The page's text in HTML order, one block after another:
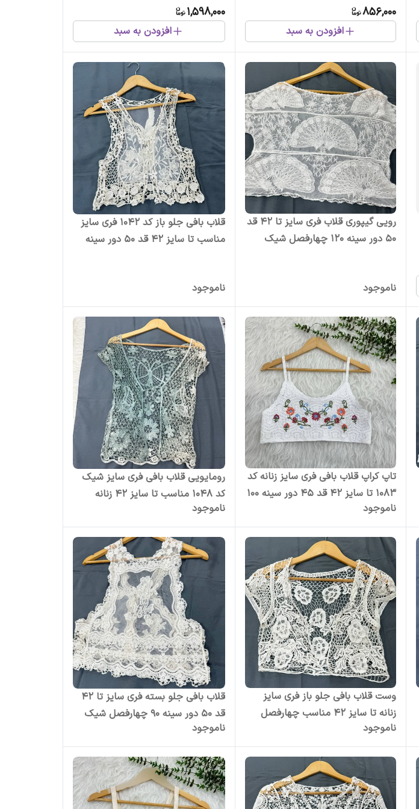
856,000
افزودن به سبد
1,598,000
افزودن به سبد
رویی گیپوری قلاب فری سایز تا 42 قد
50 دور سینه 120 چهارفصل شیک
ناموجود
قلاب بافی جلو باز کد 1042 فری سایز
مناسب تا سایز 42 قد 50 دور سینه
ناموجود
تاپ کراپ قلاب بافی فری سایز زنانه کد
1083 تا سایز 42 قد 45 دور سینه 100
بدون آبرفت و رنگ رفت
ناموجود
رومایویی قلاب بافی فری سایز شیک
کد 1048 مناسب تا سایز 42 زنانه
چهارفصل
ناموجود
وست قلاب بافی جلو باز فری سایز
زنانه تا سایز 42 مناسب چهارفصل
بدون آبرفت و رنگ رفت
ناموجود
قلاب بافی جلو بسته فری سایز تا 42
قد 50 دور سینه 90 چهارفصل شیک
روزمره مجلس رویی بدون آبرفت رنگ
رفت
ناموجود